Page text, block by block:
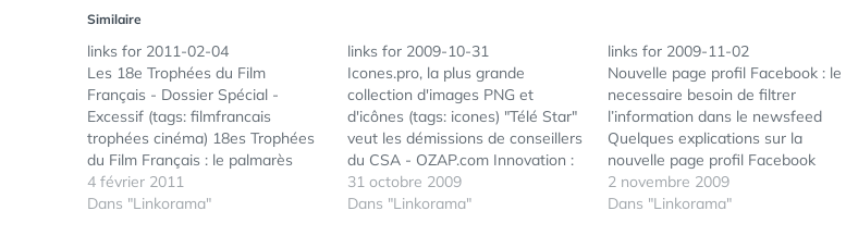
Similaire
links for 2011-02-04
Les 18e Trophées du Film
Français - Dossier Spécial -
Excessif (tags: filmfrancais
trophées cinéma) 18es Trophées
du Film Français : le palmarès
complet - Cinéma - Excessif
(tags: cinéma palmarès
4 février 2011
Dans "Linkorama"
links for 2009-10-31
Icones.pro, la plus grande
collection d'images PNG et
d'icônes (tags: icones) "Télé Star"
veut les démissions de conseillers
du CSA - OZAP.com Innovation :
3 Claviers du Futur en Video
LogicielMac.com - News : 10
31 octobre 2009
Dans "Linkorama"
links for 2009-11-02
Nouvelle page profil Facebook : le
necessaire besoin de filtrer
l’information dans le newsfeed
Quelques explications sur la
nouvelle page profil Facebook
(tags: facebook page) Tutoriel:
Comment savoir si un ami
2 novembre 2009
Dans "Linkorama"